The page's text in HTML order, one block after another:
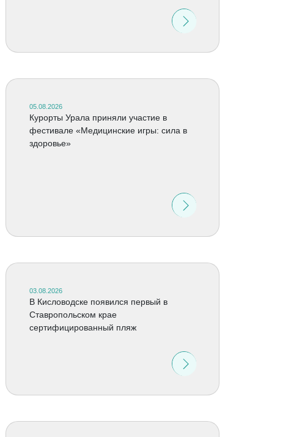
05.08.2026
Курорты Урала приняли участие в
фестивале «Медицинские игры: сила в
здоровье»
03.08.2026
В Кисловодске появился первый в
Ставропольском крае
сертифицированный пляж